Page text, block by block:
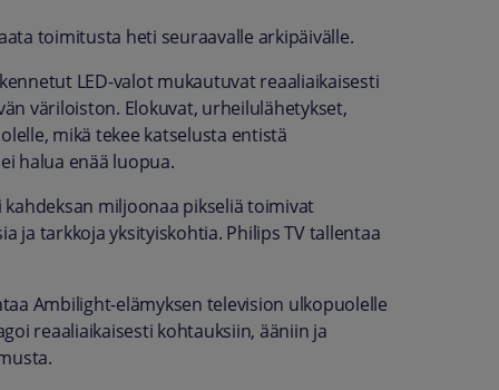
toimitusta heti seuraavalle arkipäivälle.
LED-valot mukautuvat reaaliaikaisesti
väriloiston. Elokuvat, urheilulähetykset,
mikä tekee katselusta entistä
halua enää luopua.
miljoonaa pikseliä toimivat
ja tarkkoja yksityiskohtia. Philips TV tallentaa
Ambilight-elämyksen television ulkopuolelle
reaaliaikaisesti kohtauksiin, ääniin ja